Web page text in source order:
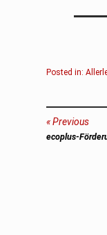
Posted in:
Previous
Previous
ecoplus-